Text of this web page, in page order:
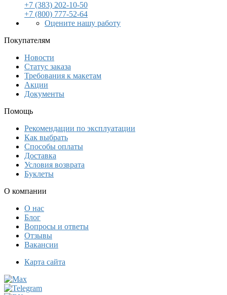
+7 (383) 202-10-50
+7 (800) 777-52-64
Оцените нашу работу
Покупателям
Новости
Статус заказа
Требования к макетам
Акции
Документы
Помощь
Рекомендации по эксплуатации
Как выбрать
Способы оплаты
Доставка
Условия возврата
Буклеты
О компании
О нас
Блог
Вопросы и ответы
Отзывы
Вакансии
Карта сайта